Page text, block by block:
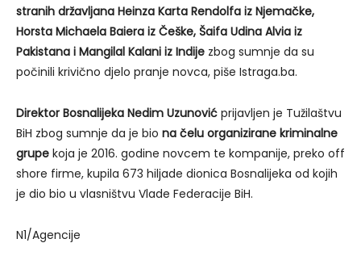
stranih državljana Heinza Karta Rendolfa iz Njemačke,
Horsta Michaela Baiera iz Češke, Šaifa Udina Alvia iz
Pakistana i Mangilal Kalani iz Indije zbog sumnje da su
počinili krivično djelo pranje novca, piše Istraga.ba.
Direktor Bosnalijeka Nedim Uzunović prijavljen je Tužilaštvu
BiH zbog sumnje da je bio na čelu organizirane kriminalne
grupe koja je 2016. godine novcem te kompanije, preko off
shore firme, kupila 673 hiljade dionica Bosnalijeka od kojih
je dio bio u vlasništvu Vlade Federacije BiH.
N1/Agencije